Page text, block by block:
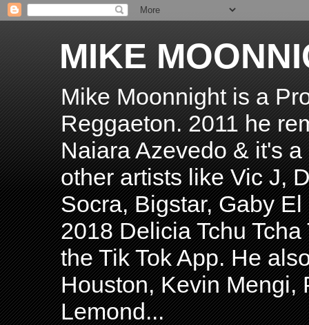
MIKE
Mike Moonnight is a
Reggaeton. 2011 he
Naiara Azevedo & it's
other artists like Vic J,
Socra, Bigstar, Gaby
2018 Delicia Tchu
the Tik Tok App. He
Houston, Kevin Mengi,
Lemond...